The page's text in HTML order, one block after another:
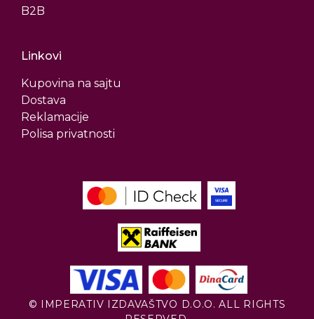
B2B
Linkovi
Kupovina na sajtu
Dostava
Reklamacije
Polisa privatnosti
© IMPERATIV IZDAVAŠTVO D.O.O. ALL RIGHTS